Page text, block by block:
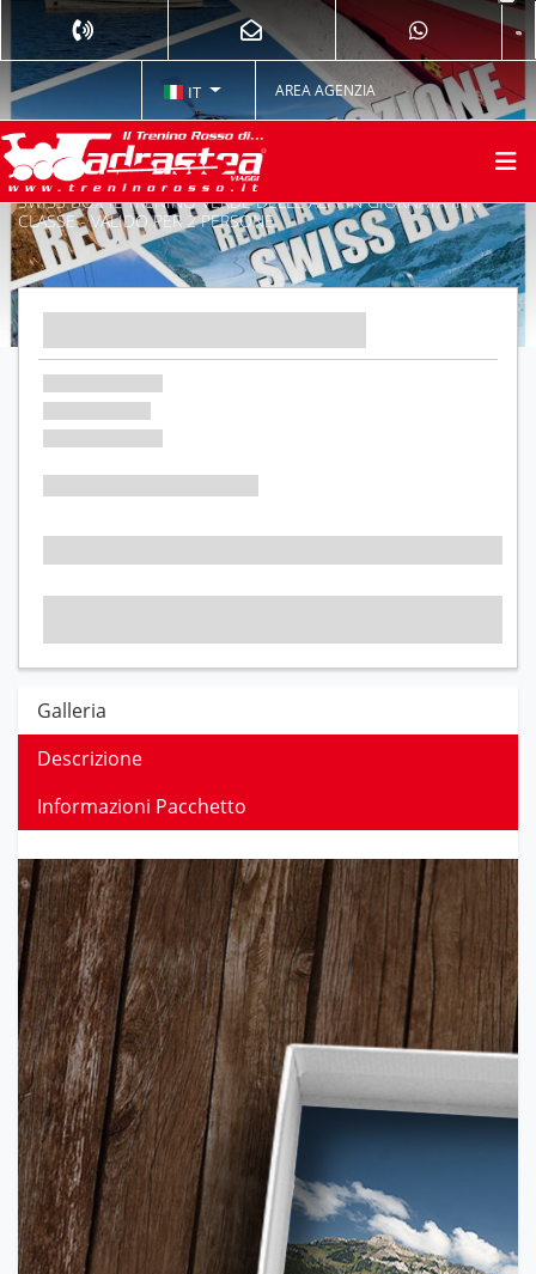
IT AREA AGENZIA
SWISS BOX IL TRENINO VERDE DELLE ALPI IN GIORNATA IN 1^
CLASSE - VALIDO PER 2 PERSONE
Galleria
Descrizione
Informazioni Pacchetto